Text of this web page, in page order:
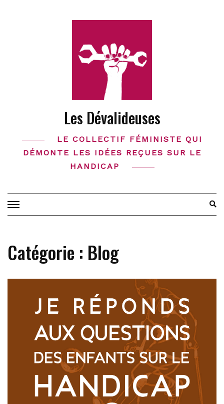
Les Dévalideuses
LE COLLECTIF FÉMINISTE QUI
DÉMONTE LES IDÉES REÇUES SUR LE
HANDICAP
Catégorie : Blog